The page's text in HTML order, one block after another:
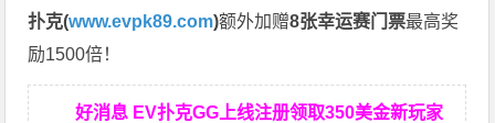
扑克(www.evpk89.com)额外加赠8张幸运赛门票最高奖
励1500倍！
好消息 EV扑克GG上线注册领取350美金新玩家